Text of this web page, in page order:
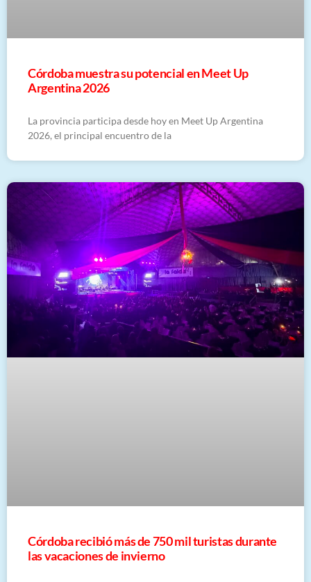
Córdoba muestra su potencial en Meet Up
Argentina 2026
La provincia participa desde hoy en Meet Up Argentina
2026, el principal encuentro de la
Córdoba recibió más de 750 mil turistas durante
las vacaciones de invierno